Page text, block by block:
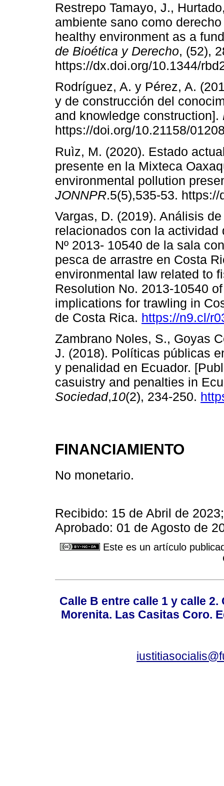
Restrepo Tamayo, J.,
ambiente sano como
healthy environment as a
de Bioética y Derecho, (52),
https://dx.doi.org/10.1344/
Rodríguez, A. y Pérez, A.
y de construcción del
and knowledge construction].
https://doi.org/10.21158/
Ruìz, M. (2020). Estado
presente en la Mixteca
environmental pollution
JONNPR.5(5),535-53.
Vargas, D. (2019). Análisis
relacionados con la
Nº 2013- 10540 de la sala
pesca de arrastre en Costa
environmental law related to
Resolution No. 2013-10540
implications for trawling in
de Costa Rica. https://n9.cl/
Zambrano Noles, S., Goyas
J. (2018). Políticas públicas
y penalidad en Ecuador.
casuistry and penalties in
Sociedad,10(2), 234-250.
FINANCIAMIENTO
No monetario.
Recibido: 15 de Abril de
Aprobado: 01 de Agosto de
Este es un artículo
Calle B entre calle 1 y calle
Morenita. Las Casitas Coro.